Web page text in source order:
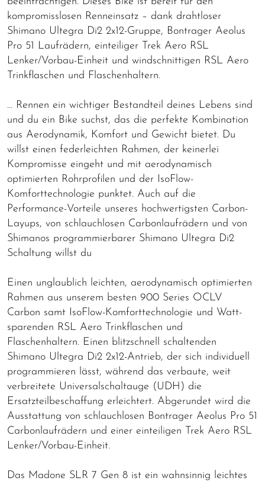
kompromisslosen Renneinsatz – dank drahtloser
Shimano Ultegra Di2 2x12-Gruppe, Bontrager Aeolus
Pro 51 Laufrädern, einteiliger Trek Aero RSL
Lenker/Vorbau-Einheit und windschnittigen RSL Aero
Trinkflaschen und Flaschenhaltern.
… Rennen ein wichtiger Bestandteil deines Lebens sind
und du ein Bike suchst, das die perfekte Kombination
aus Aerodynamik, Komfort und Gewicht bietet. Du
willst einen federleichten Rahmen, der keinerlei
Kompromisse eingeht und mit aerodynamisch
optimierten Rohrprofilen und der IsoFlow-
Komforttechnologie punktet. Auch auf die
Performance-Vorteile unseres hochwertigsten Carbon-
Layups, von schlauchlosen Carbonlaufrädern und von
Shimanos programmierbarer Shimano Ultegra Di2
Schaltung willst du
Einen unglaublich leichten, aerodynamisch optimierten
Rahmen aus unserem besten 900 Series OCLV
Carbon samt IsoFlow-Komforttechnologie und Watt-
sparenden RSL Aero Trinkflaschen und
Flaschenhaltern. Einen blitzschnell schaltenden
Shimano Ultegra Di2 2x12-Antrieb, der sich individuell
programmieren lässt, während das verbaute, weit
verbreitete Universalschaltauge (UDH) die
Ersatzteilbeschaffung erleichtert. Abgerundet wird die
Ausstattung von schlauchlosen Bontrager Aeolus Pro 51
Carbonlaufrädern und einer einteiligen Trek Aero RSL
Lenker/Vorbau-Einheit.
Das Madone SLR 7 Gen 8 ist ein wahnsinnig leichtes